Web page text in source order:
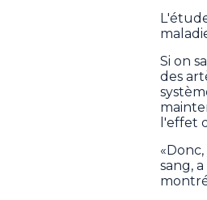
Si on
des
l'effet
sang,